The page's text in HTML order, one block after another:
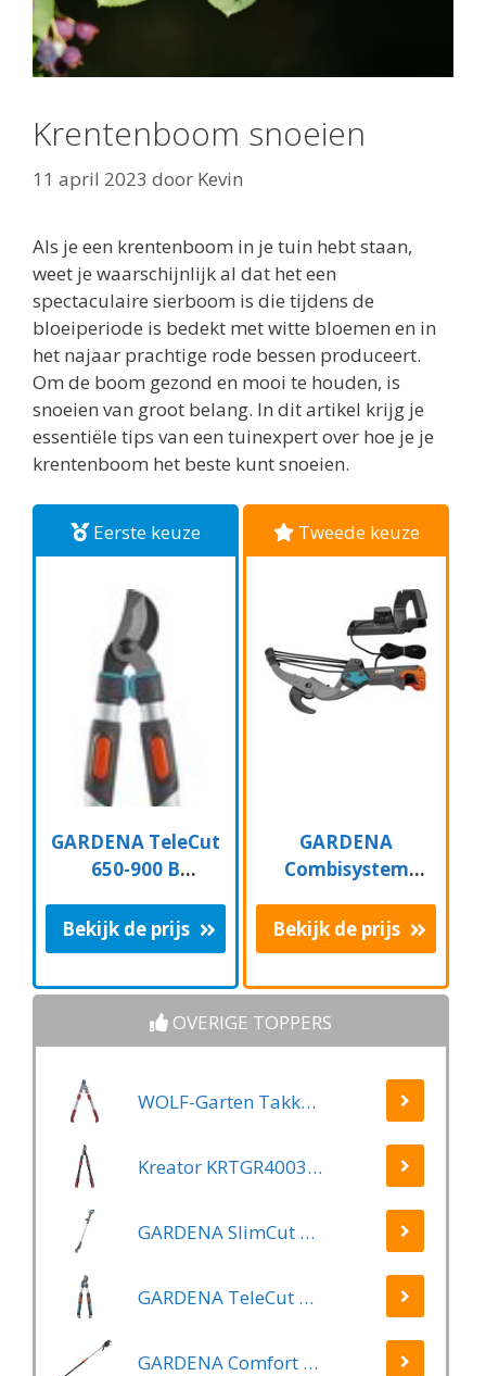
Krentenboom snoeien
11 april 2023 door Kevin
Als je een krentenboom in je tuin hebt staan,
weet je waarschijnlijk al dat het een
spectaculaire sierboom is die tijdens de
bloeiperiode is bedekt met witte bloemen en in
het najaar prachtige rode bessen produceert.
Om de boom gezond en mooi te houden, is
snoeien van groot belang. In dit artikel krijg je
essentiële tips van een tuinexpert over hoe je je
krentenboom het beste kunt snoeien.
Eerste keuze
GARDENA TeleCut
650-900 B
Uitschuifbare
armen - tot max 90
Bekijk de prijs
Tweede keuze
GARDENA
Combisystem
Boomschaar
Takkenschaar -
Bekijk de prijs
OVERIGE TOPPERS
WOLF-Garten Takkenschaar POWER CUT RR*** 900 T - lengte 650-900mm - telescoop - aluminium hefboomarmen - 4x meer kracht - messpanning instelbaar
Kreator KRTGR4003 Telescopische takkenschaar – Jong hout - Knipdiameter: Ø34 mm
GARDENA SlimCut Takkenschaar -28mm- Met Hefboommechanisme
GARDENA TeleCut Telescopische - Takkenschaar 520-670B - 42 mm Verstelbare Lengte
GARDENA Comfort Takkenschaar StarCut 160 - Snoeischaar - Reikwijdte ca. 3.5 m - Max Knipdiameter 32 mm